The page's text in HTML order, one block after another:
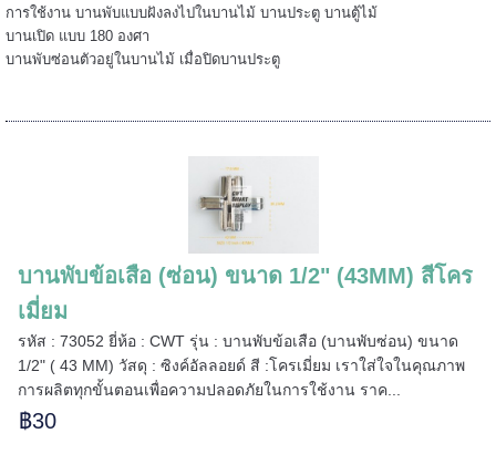
การใช้งาน บานพับแบบฝังลงไปในบานไม้ บานประตู บานตู้ไม้
บานเปิด แบบ 180 องศา
บานพับซ่อนตัวอยู่ในบานไม้ เมื่อปิดบานประตู
บานพับข้อเสือ (ซ่อน) ขนาด 1/2" (43MM) สีโคร
เมี่ยม
รหัส : 73052 ยี่ห้อ : CWT รุ่น : บานพับข้อเสือ (บานพับซ่อน) ขนาด
1/2" ( 43 MM) วัสดุ : ซิงค์อัลลอยด์ สี :โครเมี่ยม เราใส่ใจในคุณภาพ
การผลิตทุกขั้นตอนเพื่อความปลอดภัยในการใช้งาน ราค...
฿30